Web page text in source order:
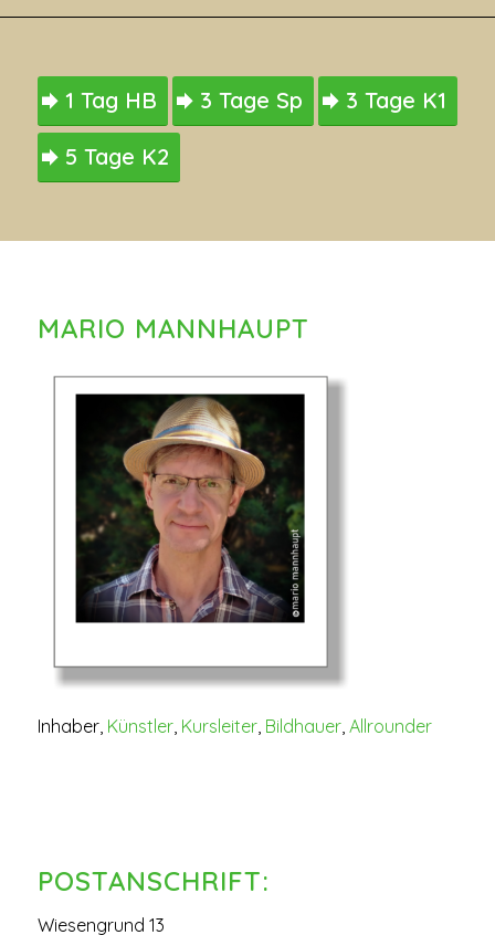
1 Tag HB 3 Tage Sp 3 Tage K1
5 Tage K2
MARIO MANNHAUPT
Inhaber, Künstler, Kursleiter, Bildhauer, Allrounder
POSTANSCHRIFT:
Wiesengrund 13